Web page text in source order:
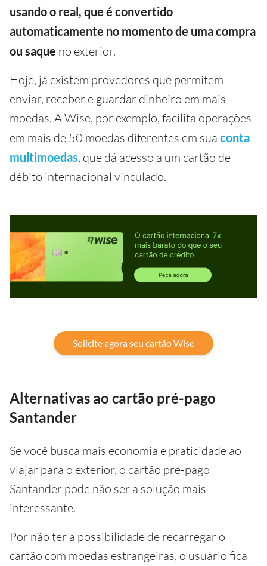
usando o real, que é convertido
automaticamente no momento de uma compra
ou saque no exterior.
Hoje, já existem provedores que permitem
enviar, receber e guardar dinheiro em mais
moedas. A Wise, por exemplo, facilita operações
em mais de 50 moedas diferentes em sua conta
multimoedas, que dá acesso a um cartão de
débito internacional vinculado.
Solicite agora seu cartão Wise
Alternativas ao cartão pré-pago
Santander
Se você busca mais economia e praticidade ao
viajar para o exterior, o cartão pré-pago
Santander pode não ser a solução mais
interessante.
Por não ter a possibilidade de recarregar o
cartão com moedas estrangeiras, o usuário fica